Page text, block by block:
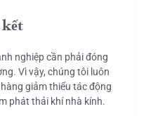
nghiệp cần phải đóng
Vì vậy, chúng tôi luôn
giảm thiểu tác động
phát thải khí nhà kính.